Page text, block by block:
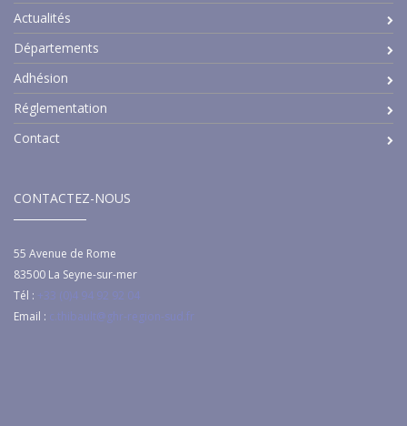
Actualités
Départements
Adhésion
Réglementation
Contact
CONTACTEZ-NOUS
55 Avenue de Rome
83500 La Seyne-sur-mer
Tél : +33 (0)4 94 92 92 04
Email : c.thibault@ghr-region-sud.fr